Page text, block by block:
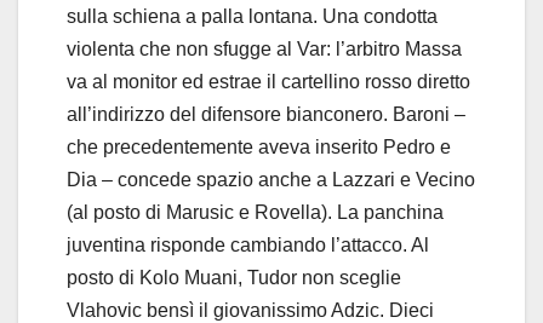
sulla schiena a palla lontana. Una condotta
violenta che non sfugge al Var: l’arbitro Massa
va al monitor ed estrae il cartellino rosso diretto
all’indirizzo del difensore bianconero. Baroni –
che precedentemente aveva inserito Pedro e
Dia – concede spazio anche a Lazzari e Vecino
(al posto di Marusic e Rovella). La panchina
juventina risponde cambiando l’attacco. Al
posto di Kolo Muani, Tudor non sceglie
Vlahovic bensì il giovanissimo Adzic. Dieci